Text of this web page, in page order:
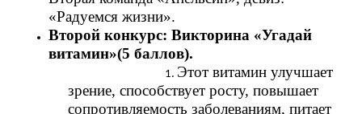
«Радуемся жизни».
Второй конкурс: Викторина «Угадай
витамин»(5 баллов).
Этот витамин улучшает
зрение, способствует росту, повышает
сопротивляемость заболеваниям, питает